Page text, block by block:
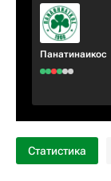
Панатинаикос
Статистика